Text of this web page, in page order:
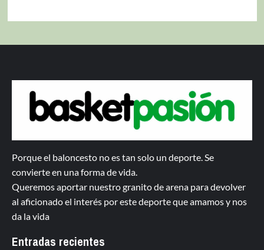
Porque el baloncesto no es tan solo un deporte. Se
convierte en una forma de vida.
Queremos aportar nuestro granito de arena para devolver
al aficionado el interés por este deporte que amamos y nos
da la vida
Entradas recientes